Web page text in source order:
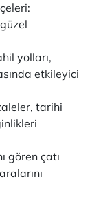
yolları,
etkileyici
tarihi
gören çatı